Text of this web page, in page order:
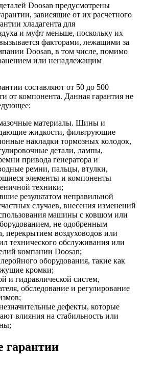
Doosan предусмотрены
зависящие от их расчетного
хладагента для
и муфт меньше, поскольку их
факторами, лежащими за
Doosan, в том числе, помимо
или ненадлежащим
составляют от 50 до 500
от компонента. Данная гарантия не
материалы. Шины и
жидкости, фильтрующие
накладки тормозных колодок,
детали, лампы,
привода генератора и
ремни, пальцы, втулки,
элементы и компоненты
техники;
результатом неправильной
случаев, внесения изменений
машины с ковшом или
не одобренным
перекрытием воздуховодов или
технического обслуживания или
компании Doosan;
оборудования, такие как
кромки;
и гидравлической систем,
обследование и регулирование
дефекты, которые
влияния на стабильность или
гарантии